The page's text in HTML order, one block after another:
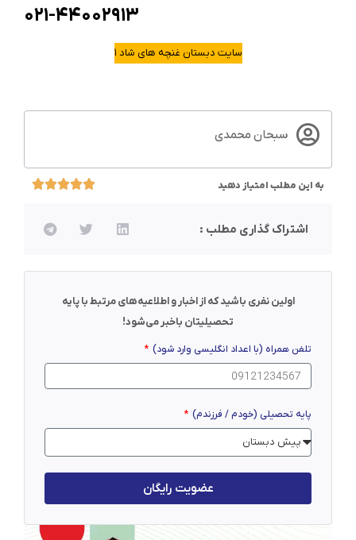
۰۲۱-۴۴۰۰۲۹۱۳
سایت دبستان غنچه های شاد ۱
سبحان محمدی
به این مطلب امتیاز دهید
اشتراک گذاری مطلب :
اولین نفری باشید که از اخبار و اطلاعیه‌های مرتبط با پایه
تحصیلیتان باخبر می‌شود!
تلفن همراه (با اعداد انگلیسی وارد شود)
پایه تحصیلی (خودم / فرزندم)
عضویت رایگان